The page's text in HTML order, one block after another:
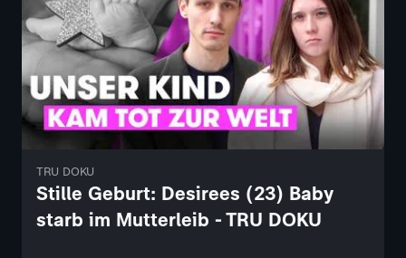
TRU DOKU
Stille Geburt: Desirees (23) Baby
starb im Mutterleib - TRU DOKU